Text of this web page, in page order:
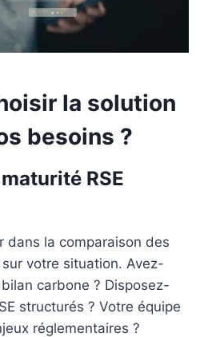
la solution
besoins ?
RSE
dans la comparaison des
votre situation. Avez-
carbone ? Disposez-
structurés ? Votre équipe
réglementaires ?